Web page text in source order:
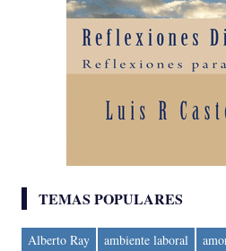
TEMAS POPULARES
Alberto Ray ambiente laboral